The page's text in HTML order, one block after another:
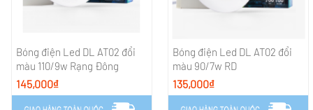
Bóng điện Led DL AT02 đổi
màu 110/9w Rạng Đông
145,000₫
Bóng điện Led DL AT02 đổi
màu 90/7w RD
135,000₫